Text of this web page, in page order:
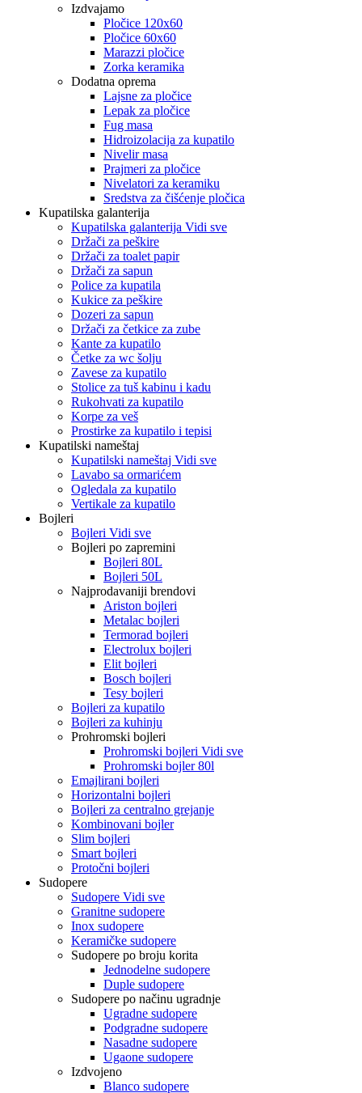
Izdvajamo
Pločice 120x60
Pločice 60x60
Marazzi pločice
Zorka keramika
Dodatna oprema
Lajsne za pločice
Lepak za pločice
Fug masa
Hidroizolacija za kupatilo
Nivelir masa
Prajmeri za pločice
Nivelatori za keramiku
Sredstva za čišćenje pločica
Kupatilska galanterija
Kupatilska galanterija Vidi sve
Držači za peškire
Držači za toalet papir
Držači za sapun
Police za kupatila
Kukice za peškire
Dozeri za sapun
Držači za četkice za zube
Kante za kupatilo
Četke za wc šolju
Zavese za kupatilo
Stolice za tuš kabinu i kadu
Rukohvati za kupatilo
Korpe za veš
Prostirke za kupatilo i tepisi
Kupatilski nameštaj
Kupatilski nameštaj Vidi sve
Lavabo sa ormarićem
Ogledala za kupatilo
Vertikale za kupatilo
Bojleri
Bojleri Vidi sve
Bojleri po zapremini
Bojleri 80L
Bojleri 50L
Najprodavaniji brendovi
Ariston bojleri
Metalac bojleri
Termorad bojleri
Electrolux bojleri
Elit bojleri
Bosch bojleri
Tesy bojleri
Bojleri za kupatilo
Bojleri za kuhinju
Prohromski bojleri
Prohromski bojleri Vidi sve
Prohromski bojler 80l
Emajlirani bojleri
Horizontalni bojleri
Bojleri za centralno grejanje
Kombinovani bojler
Slim bojleri
Smart bojleri
Protočni bojleri
Sudopere
Sudopere Vidi sve
Granitne sudopere
Inox sudopere
Keramičke sudopere
Sudopere po broju korita
Jednodelne sudopere
Duple sudopere
Sudopere po načinu ugradnje
Ugradne sudopere
Podgradne sudopere
Nasadne sudopere
Ugaone sudopere
Izdvojeno
Blanco sudopere